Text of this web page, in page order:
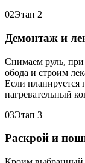
02Этап 2
Демонтаж и
Снимаем руль, при
обода и строим
Если планируется
нагревательный
03Этап 3
Раскрой и